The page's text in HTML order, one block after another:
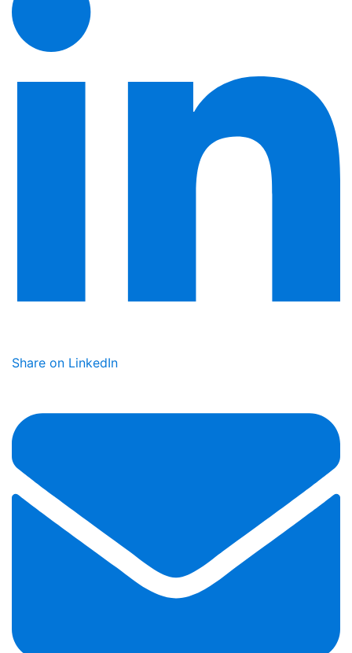
Share on LinkedIn